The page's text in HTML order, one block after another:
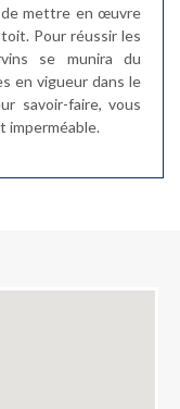
mettre en œuvre
Pour réussir les
se munira du
en vigueur dans le
savoir-faire, vous
imperméable.